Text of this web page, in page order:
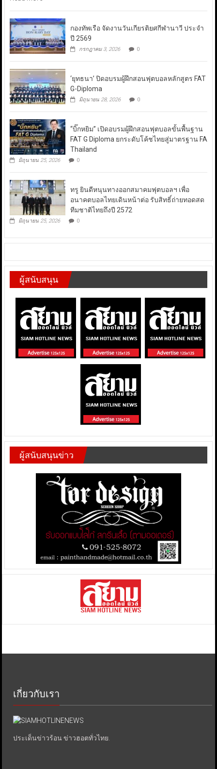
กองทัพเรือ จัดงานวันเกียรติยศกีฬานาวี ประจำ
ปี 2569
กรกฎาคม 3, 2026 0
‘ยุทธนา’ ปิดอบรมผู้ฝึกสอนฟุตบอลหลักสูตร FAT
G-Diploma
มิถุนายน 28, 2026 0
“บิ๊กหยิม” เปิดอบรมผู้ฝึกสอนฟุตบอลขั้นพื้นฐาน
FAT G Diploma ยกระดับโค้ชไทยสู่มาตรฐาน FA
Thailand
มิถุนายน 25, 2026 0
ทรู ยินดีหนุนทางออกสมาคมฟุตบอลฯ เพื่อ
อนาคตบอลไทยเดินหน้าต่อ รับสิทธิ์ถ่ายทอดสด
ทีมชาติไทยถึงปี 2572
มิถุนายน 25, 2026 0
ผู้สนับสนุน
ผู้สนับสนุนข่าว
เกี่ยวกับเรา
ประเด็นข่าวร้อน ข่าวฮอตทั่วไทย.